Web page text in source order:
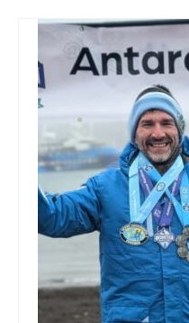
UNIVERSO CAD
NOTICIAS
CAD MEDIA
CAD FEDERAL